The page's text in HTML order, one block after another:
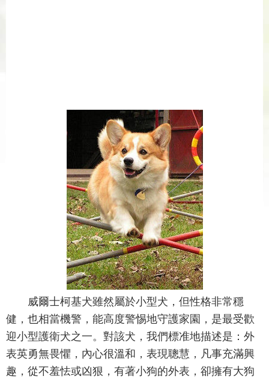
威爾士柯基犬雖然屬於小型犬，但性格非常穩
健，也相當機警，能高度警惕地守護家園，是最受歡
迎小型護衛犬之一。對該犬，我們標准地描述是：外
表英勇無畏懼，內心很溫和，表現聰慧，凡事充滿興
趣，從不羞怯或凶狠，有著小狗的外表，卻擁有大狗